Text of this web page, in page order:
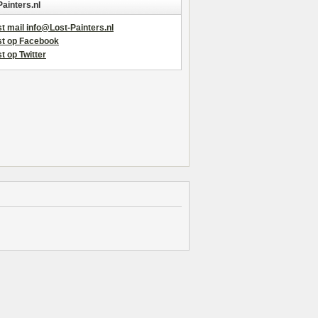
mail info@Lost-Painters.nl
op Facebook
op Twitter